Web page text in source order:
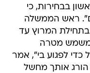
בבחירות, כי
ראש הממשלה
המרוץ עד
משמש מטרה
לפגוע בי", אמר
אותך מחשל